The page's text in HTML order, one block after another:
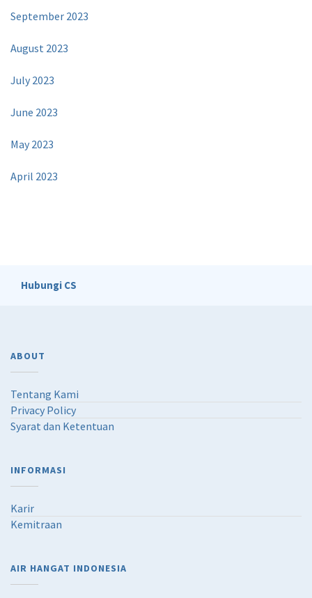
September 2023
August 2023
July 2023
June 2023
May 2023
April 2023
Hubungi CS
ABOUT
Tentang Kami
Privacy Policy
Syarat dan Ketentuan
INFORMASI
Karir
Kemitraan
AIR HANGAT INDONESIA